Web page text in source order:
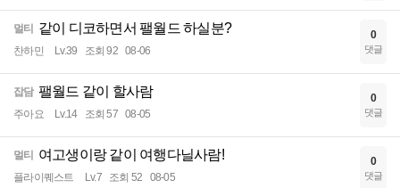
멀티 같이 디코하면서 팰월드 하실분?
찬하민 Lv.39 조회 92 08-06
0
댓글
잡담 팰월드 같이 할사람
주아요 Lv.14 조회 57 08-05
0
댓글
멀티 여고생이랑 같이 여행다닐사람!
플라이퀘스트 Lv.7 조회 52 08-05
0
댓글